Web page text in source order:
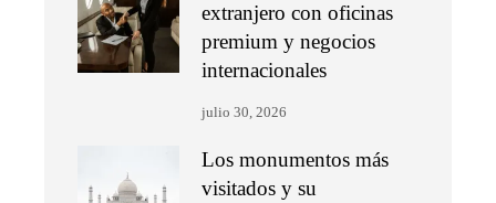
extranjero con oficinas
premium y negocios
internacionales
julio 30, 2026
Los monumentos más
visitados y su